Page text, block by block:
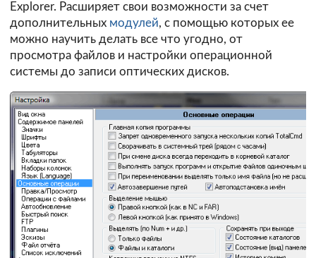
Explorer. Расширяет свои возможности за счет
дополнительных модулей, с помощью которых ее
можно научить делать все что угодно, от
просмотра файлов и настройки операционной
системы до записи оптических дисков.